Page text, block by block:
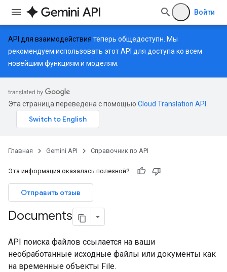
Войти
API для взаимодействия теперь общедоступн. Мы
рекомендуем использовать этот API для доступа ко всем
новейшим функциям и моделям.
Эта страница переведена с помощью Cloud Translation API
Главная Gemini API Справочник по API
Эта информация оказалась полезной?
Отправить отзыв
Documents
API поиска файлов ссылается на ваши
необработанные исходные файлы или документы как
на временные объекты File.